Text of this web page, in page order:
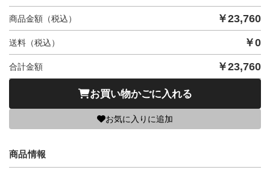
商品金額（税込） ￥23,760
送料（税込） ￥0
合計金額 ￥23,760
お買い物かごに入れる
お気に入りに追加
商品情報